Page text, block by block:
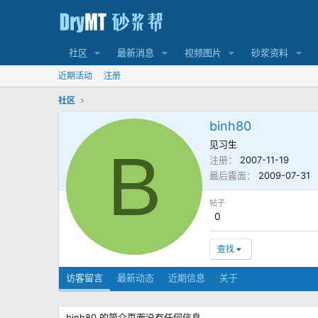
社区 最新消息 视频图片 砂浆资料
近期活动 注册
社区
B
binh80
见习生
注册
2007-11-19
最后露面
2009-07-31
帖子
0
查找
访客留言 最新动态 近期信息 关于